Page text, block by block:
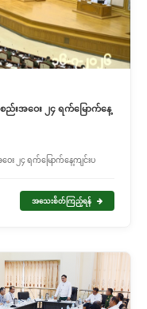
ဝေး ၂၄ ရက်မြောက်နေ့
၄ ရက်မြောက်နေ့ကျင်းပ
အသေးစိတ်ကြည့်ရန်